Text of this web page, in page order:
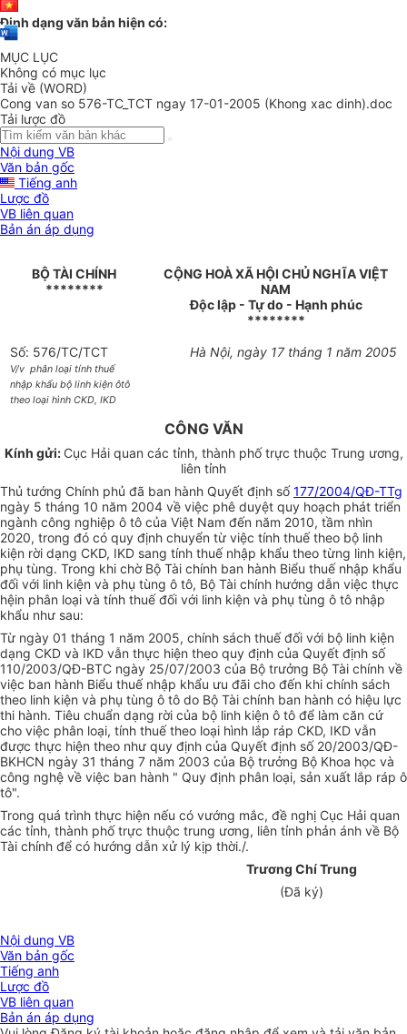
Định dạng văn bản hiện có:
MỤC LỤC
Không có mục lục
Tải về (WORD)
Cong van so 576-TC_TCT ngay 17-01-2005 (Khong xac dinh).doc
Tải lược đồ
Nội dung VB
Văn bản gốc
Tiếng anh
Lược đồ
VB liên quan
Bản án áp dụng
BỘ TÀI CHÍNH
********
CỘNG HOÀ XÃ HỘI CHỦ NGHĨA VIỆT
NAM
Độc lập - Tự do - Hạnh phúc
********
Số: 576/TC/TCT
V/v phân loại tính thuế
nhập khẩu bộ linh kiện ôtô
theo loại hình CKD, IKD
Hà Nội, ngày 17 tháng 1 năm 2005
CÔNG VĂN
Kính gửi: Cục Hải quan các tỉnh, thành phố trực thuộc Trung ương,
liên tỉnh
Thủ tướng Chính phủ đã ban hành Quyết định số177/2004/QĐ-TTg
ngày 5 tháng 10 năm 2004 về việc phê duyệt quy hoạch phát triển
ngành công nghiệp ô tô của Việt Nam đến năm 2010, tầm nhìn
2020, trong đó có quy định chuyển từ việc tính thuế theo bộ linh
kiện rời dạng CKD, IKD sang tính thuế nhập khẩu theo từng linh kiện,
phụ tùng. Trong khi chờ Bộ Tài chính ban hành Biểu thuế nhập khẩu
đối với linh kiện và phụ tùng ô tô, Bộ Tài chính hướng dẫn việc thực
hệin phân loại và tính thuế đối với linh kiện và phụ tùng ô tô nhập
khẩu như sau:
Từ ngày 01 tháng 1 năm 2005, chính sách thuế đối với bộ linh kiện
dạng CKD và IKD vẫn thực hiện theo quy định của Quyết định số
110/2003/QĐ-BTC ngày 25/07/2003 của Bộ trưởng Bộ Tài chính về
việc ban hành Biểu thuế nhập khẩu ưu đãi cho đến khi chính sách
theo linh kiện và phụ tùng ô tô do Bộ Tài chính ban hành có hiệu lực
thi hành. Tiêu chuẩn dạng rời của bộ linh kiện ô tô để làm căn cứ
cho việc phân loại, tính thuế theo loại hình lắp ráp CKD, IKD vẫn
được thực hiện theo như quy định của Quyết định số 20/2003/QĐ-
BKHCN ngày 31 tháng 7 năm 2003 của Bộ trưởng Bộ Khoa học và
công nghệ về việc ban hành " Quy định phân loại, sản xuất lắp ráp ô
tô".
Trong quá trình thực hiện nếu có vướng mắc, đề nghị Cục Hải quan
các tỉnh, thành phố trực thuộc trung ương, liên tỉnh phản ánh về Bộ
Tài chính để có hướng dẫn xử lý kịp thời./.
Trương Chí Trung
(Đã ký)
Nội dung VB
Văn bản gốc
Tiếng anh
Lược đồ
VB liên quan
Bản án áp dụng